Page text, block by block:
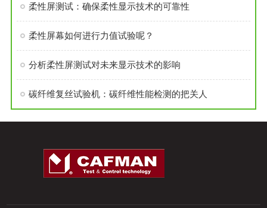
柔性屏测试：确保柔性显示技术的可靠性
柔性屏幕如何进行力值试验呢？
分析柔性屏测试对未来显示技术的影响
碳纤维复丝试验机：碳纤维性能检测的把关人